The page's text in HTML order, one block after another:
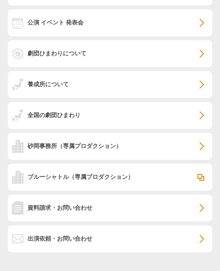
公演 イベント 発表会
劇団ひまわりについて
養成所について
全国の劇団ひまわり
砂岡事務所 （専属プロダクション）
ブルーシャトル（専属プロダクション）
資料請求・お問い合わせ
出演依頼・お問い合わせ